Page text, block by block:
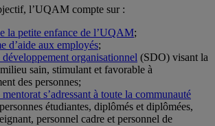
l’UQAM compte sur :
la petite enfance de l’UQAM;
d’aide aux employés;
organisationnel (SDO) visant la
sain, stimulant et favorable à
des personnes;
s’adressant à toute la communauté
étudiantes, diplômés et diplômées,
personnel cadre et personnel de